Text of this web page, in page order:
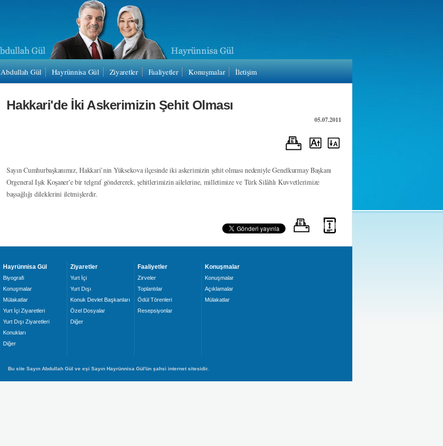
Abdullah Gül Hayrünnisa Gül Ziyaretler Faaliyetler Konuşmalar İletişim
Hakkari'de İki Askerimizin Şehit Olması
05.07.2011
Sayın Cumhurbaşkanımız, Hakkari’nin Yüksekova ilçesinde iki askerimizin şehit olması nedeniyle Genelkurmay Başkanı
Orgeneral Işık Koşaner'e bir telgraf göndererek, şehitlerimizin ailelerine, milletimize ve Türk Silâhlı Kuvvetlerimize
başsağlığı dileklerini iletmişlerdir.
Hayrünnisa Gül
Biyografi
Konuşmalar
Mülakatlar
Yurt İçi Ziyaretleri
Yurt Dışı Ziyaretleri
Konukları
Diğer
Ziyaretler
Yurt İçi
Yurt Dışı
Konuk Devlet Başkanları
Özel Dosyalar
Diğer
Faaliyetler
Zirveler
Toplantılar
Ödül Törenleri
Resepsiyonlar
Konuşmalar
Konuşmalar
Açıklamalar
Mülakatlar
Bu site Sayın Abdullah Gül ve eşi Sayın Hayrünnisa Gül'ün şahsi internet sitesidir.